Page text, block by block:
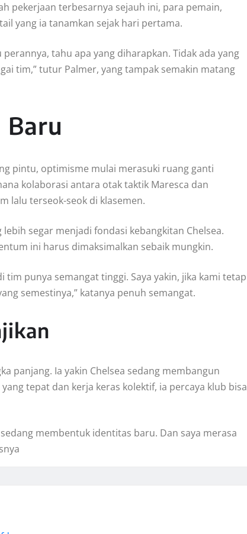
pekerjaan terbesarnya sejauh ini, para pemain,
yang ia tanamkan sejak hari pertama.
tahu apa yang diharapkan. Tidak ada yang
tim,” tutur Palmer, yang tampak semakin matang
Baru
pintu, optimisme mulai merasuki ruang ganti
kolaborasi antara otak taktik Maresca dan
lalu terseok-seok di klasemen.
segar menjadi fondasi kebangkitan Chelsea.
ini harus dimaksimalkan sebaik mungkin.
punya semangat tinggi. Saya yakin, jika kami tetap
semestinya,” katanya penuh semangat.
panjang. Ia yakin Chelsea sedang membangun
tepat dan kerja keras kolektif, ia percaya klub bisa
membentuk identitas baru. Dan saya merasa